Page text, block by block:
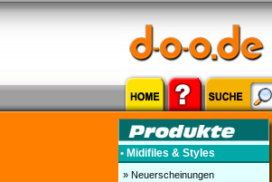
• Midifiles & Styles
» Neuerscheinungen